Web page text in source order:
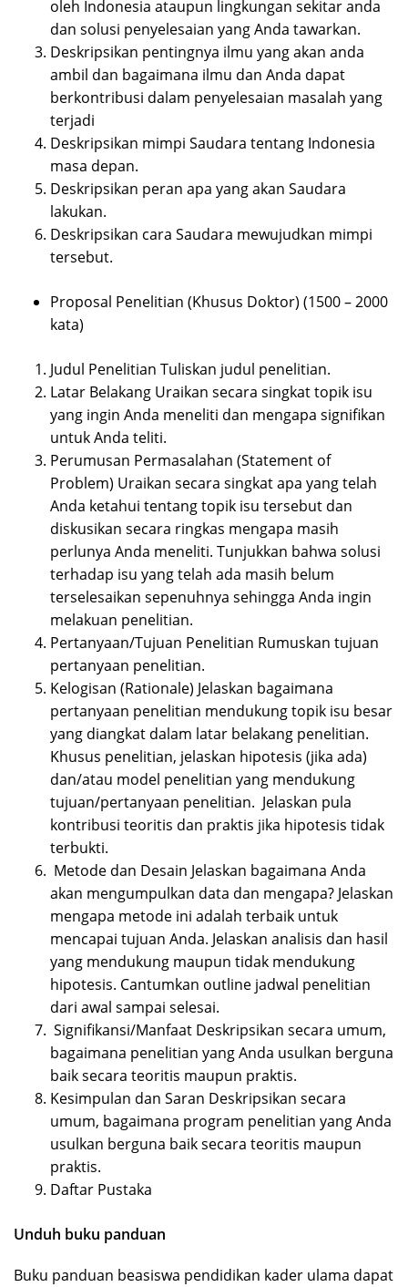
oleh Indonesia ataupun lingkungan sekitar anda
dan solusi penyelesaian yang Anda tawarkan.
Deskripsikan pentingnya ilmu yang akan anda
ambil dan bagaimana ilmu dan Anda dapat
berkontribusi dalam penyelesaian masalah yang
terjadi
Deskripsikan mimpi Saudara tentang Indonesia
masa depan.
Deskripsikan peran apa yang akan Saudara
lakukan.
Deskripsikan cara Saudara mewujudkan mimpi
tersebut.
Proposal Penelitian (Khusus Doktor) (1500 – 2000
kata)
Judul Penelitian Tuliskan judul penelitian.
Latar Belakang Uraikan secara singkat topik isu
yang ingin Anda meneliti dan mengapa signifikan
untuk Anda teliti.
Perumusan Permasalahan (Statement of
Problem) Uraikan secara singkat apa yang telah
Anda ketahui tentang topik isu tersebut dan
diskusikan secara ringkas mengapa masih
perlunya Anda meneliti. Tunjukkan bahwa solusi
terhadap isu yang telah ada masih belum
terselesaikan sepenuhnya sehingga Anda ingin
melakuan penelitian.
Pertanyaan/Tujuan Penelitian Rumuskan tujuan
pertanyaan penelitian.
Kelogisan (Rationale) Jelaskan bagaimana
pertanyaan penelitian mendukung topik isu besar
yang diangkat dalam latar belakang penelitian.
Khusus penelitian, jelaskan hipotesis (jika ada)
dan/atau model penelitian yang mendukung
tujuan/pertanyaan penelitian. Jelaskan pula
kontribusi teoritis dan praktis jika hipotesis tidak
terbukti.
Metode dan Desain Jelaskan bagaimana Anda
akan mengumpulkan data dan mengapa? Jelaskan
mengapa metode ini adalah terbaik untuk
mencapai tujuan Anda. Jelaskan analisis dan hasil
yang mendukung maupun tidak mendukung
hipotesis. Cantumkan outline jadwal penelitian
dari awal sampai selesai.
Signifikansi/Manfaat Deskripsikan secara umum,
bagaimana penelitian yang Anda usulkan berguna
baik secara teoritis maupun praktis.
Kesimpulan dan Saran Deskripsikan secara
umum, bagaimana program penelitian yang Anda
usulkan berguna baik secara teoritis maupun
praktis.
Daftar Pustaka
Unduh buku panduan
Buku panduan beasiswa pendidikan kader ulama dapat